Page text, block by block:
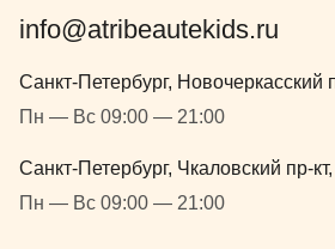
info@atribeautekids.ru
Санкт-Петербург, Новочеркасский
Пн — Вс 09:00 — 21:00
Санкт-Петербург, Чкаловский пр-
Пн — Вс 09:00 — 21:00